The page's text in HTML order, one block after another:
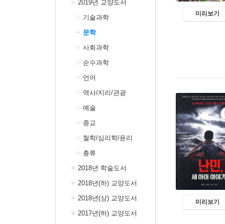
2019년 교양도서
기술과학
문학
사회과학
순수과학
언어
역사/지리/관광
예술
종교
철학/심리학/윤리
총류
2018년 학술도서
2018년(하) 교양도서
2018년(상) 교양도서
2017년(하) 교양도서
미리보기
미리보기